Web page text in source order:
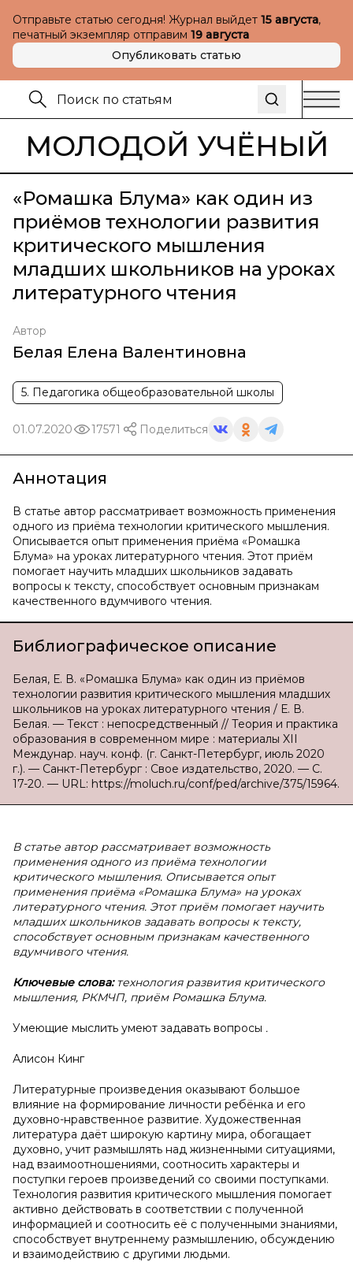
Отправьте статью сегодня! Журнал выйдет 15 августа,
печатный экземпляр отправим 19 августа
Опубликовать статью
МОЛОДОЙ УЧЁНЫЙ
«Ромашка Блума» как один из
приёмов технологии развития
критического мышления
младших школьников на уроках
литературного чтения
Автор
Белая Елена Валентиновна
5. Педагогика общеобразовательной школы
01.07.2020 17571 Поделиться
Аннотация
В статье автор рассматривает возможность применения
одного из приёма технологии критического мышления.
Описывается опыт применения приёма «Ромашка
Блума» на уроках литературного чтения. Этот приём
помогает научить младших школьников задавать
вопросы к тексту, способствует основным признакам
качественного вдумчивого чтения.
Библиографическое описание
Белая, Е. В. «Ромашка Блума» как один из приёмов
технологии развития критического мышления младших
школьников на уроках литературного чтения / Е. В.
Белая. — Текст : непосредственный // Теория и практика
образования в современном мире : материалы XII
Междунар. науч. конф. (г. Санкт-Петербург, июль 2020
г.). — Санкт-Петербург : Свое издательство, 2020. — С.
17-20. — URL: https://moluch.ru/conf/ped/archive/375/15964.
В статье автор рассматривает возможность
применения одного из приёма технологии
критического мышления. Описывается опыт
применения приёма «Ромашка Блума» на уроках
литературного чтения. Этот приём помогает научить
младших школьников задавать вопросы к тексту,
способствует основным признакам качественного
вдумчивого чтения.
Ключевые слова:технология развития критического
мышления, РКМЧП, приём Ромашка Блума.
Умеющие мыслить умеют задавать вопросы .
Алисон Кинг
Литературные произведения оказывают большое
влияние на формирование личности ребёнка и его
духовно-нравственное развитие. Художественная
литература даёт широкую картину мира, обогащает
духовно, учит размышлять над жизненными ситуациями,
над взаимоотношениями, соотносить характеры и
поступки героев произведений со своими поступками.
Технология развития критического мышления помогает
активно действовать в соответствии с полученной
информацией и соотносить её с полученными знаниями,
способствует внутреннему размышлению, обсуждению
и взаимодействию с другими людьми.